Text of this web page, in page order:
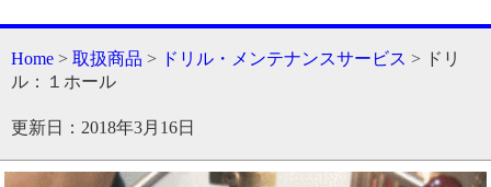
Home > 取扱商品 > ドリル・メンテナンスサービス > ドリ
ル：１ホール
更新日：2018年3月16日